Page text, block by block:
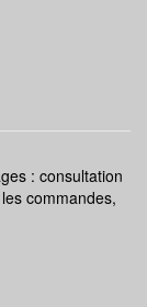
: consultation
commandes,